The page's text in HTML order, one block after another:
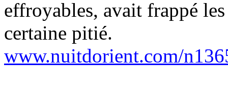
effroyables, avait frappé
certaine pitié.
www.nuitdorient.com/